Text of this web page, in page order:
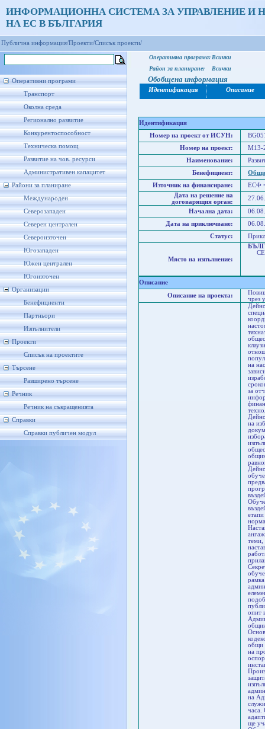
ИНФОРМАЦИОННА СИСТЕМА ЗА УПРАВЛЕНИЕ И
НА ЕС В БЪЛГАРИЯ
Публична информация/Проекти/Списък проекти/
Оперативни програми
Транспорт
Околна среда
Регионално развитие
Конкурентоспособност
Техническа помощ
Развитие на чов. ресурси
Административен капацитет
Райони за планиране
Международен
Северозападен
Северен централен
Североизточен
Югозападен
Южен централен
Югоизточен
Организации
Бенефициенти
Партньори
Изпълнители
Проекти
Списък на проектите
Търсене
Разширено търсене
Речник
Речник на съкращенията
Справки
Справки публичен модул
Оперативна програма: Всички
Район за планиране:
Всички
Обобщена информация
Идентификация Описание
Идентификация
Номер на проект от ИСУН:
Номер на проект:
M13-
Наименование:
Бенефициент:
Източник на финансиране:
ЕСФ
Дата на решение на
договарящия орган:
Начална дата:
Дата на приключване:
Статус:
Място на изпълнение:
Описание
Описание на проекта:
чрез
на
за
на
теми,
опит
общи
на
на
часа.
ще